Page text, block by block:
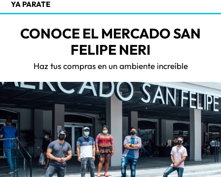
YA PARATE
CONOCE EL MERCADO SAN
FELIPE NERI
Haz tus compras en un ambiente increíble